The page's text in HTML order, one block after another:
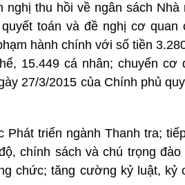
nghị thu hồi về ngân sách
toán và đề nghị cơ
hành chính với số tiền
15.449 cá nhân; chuyển
27/3/2015 của Chính phủ
Phát triển ngành Thanh tra;
chính sách và chú trọng
chức; tăng cường kỷ luật, kỷ